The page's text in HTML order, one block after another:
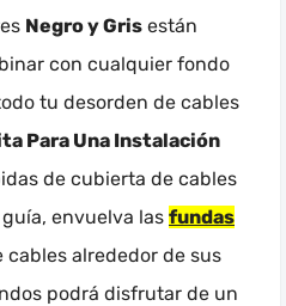
Negro y Gris están
con cualquier fondo
tu desorden de cables
Para Una Instalación
de cubierta de cables
envuelva las fundas
alrededor de sus
podrá disfrutar de un